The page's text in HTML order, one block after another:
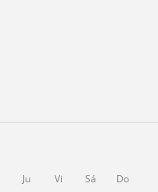
Ju Vi Sá Do